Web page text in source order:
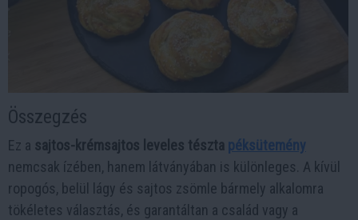
Összegzés
Ez a sajtos-krémsajtos leveles tészta péksütemény
nemcsak ízében, hanem látványában is különleges. A kívül
ropogós, belül lágy és sajtos zsömle bármely alkalomra
tökéletes választás, és garantáltan a család vagy a